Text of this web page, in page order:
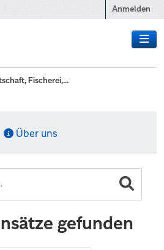
Anmelden
Fischerei,...
Über uns
gefunden